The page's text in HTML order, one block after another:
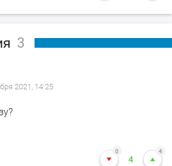
3
2021, 14:25
0
4
4